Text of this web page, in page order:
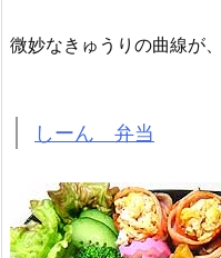
微妙なきゅうりの曲線が
しーん 弁当